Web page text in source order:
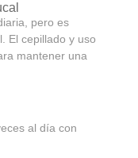
pero es
El cepillado y uso
mantener una
al día con